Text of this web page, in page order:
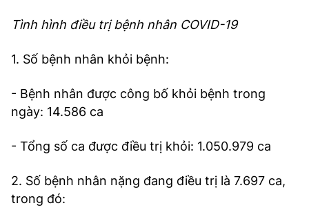
Tình hình điều trị bệnh nhân COVID-19
1. Số bệnh nhân khỏi bệnh:
- Bệnh nhân được công bố khỏi bệnh trong
ngày: 14.586 ca
- Tổng số ca được điều trị khỏi: 1.050.979 ca
2. Số bệnh nhân nặng đang điều trị là 7.697 ca,
trong đó: